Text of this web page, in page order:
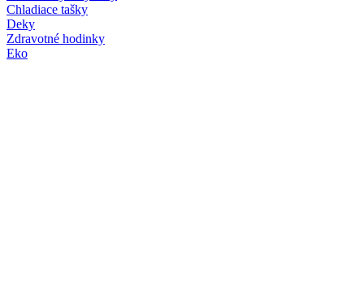
Chladiace tašky
Deky
Zdravotné hodinky
Eko